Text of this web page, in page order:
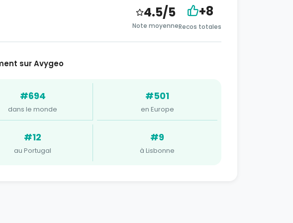
4.5/5
Note moyenne
+8
Recos totales
sur Avygeo
#694
dans le monde
#501
en Europe
#12
au Portugal
#9
à Lisbonne